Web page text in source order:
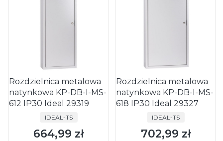
Rozdzielnica metalowa
natynkowa KP-DB-I-MS-
612 IP30 Ideal 29319
PRODUCENT
IDEAL-TS
Cena
664,99 zł
Rozdzielnica metalowa
natynkowa KP-DB-I-MS-
618 IP30 Ideal 29327
PRODUCENT
IDEAL-TS
Cena
702,99 zł